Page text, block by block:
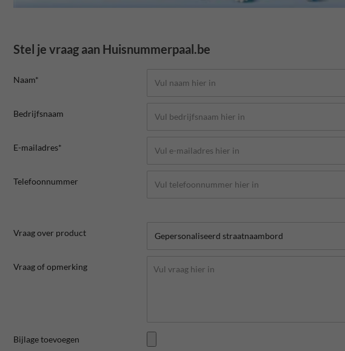
Stel je vraag aan Huisnummerpaal.be
Naam*
Bedrijfsnaam
E-mailadres*
Telefoonnummer
Vraag over product
Vraag of opmerking
Bijlage toevoegen